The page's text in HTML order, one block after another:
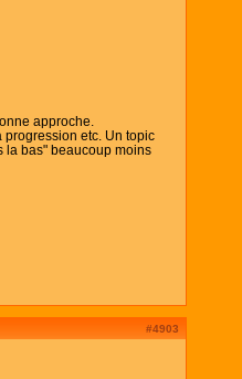
approche.
progression etc. Un topic
la bas" beaucoup moins
#4903